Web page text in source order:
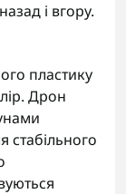
і вгору.
пластику
Дрон